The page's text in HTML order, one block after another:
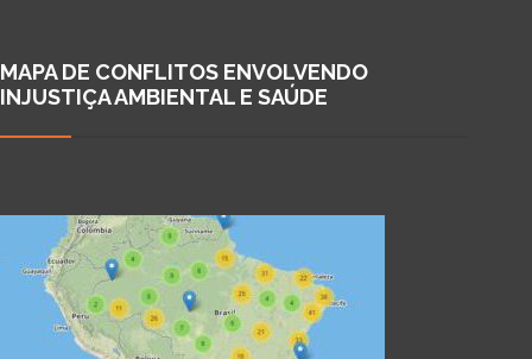
MAPA DE CONFLITOS ENVOLVENDO
INJUSTIÇA AMBIENTAL E SAÚDE